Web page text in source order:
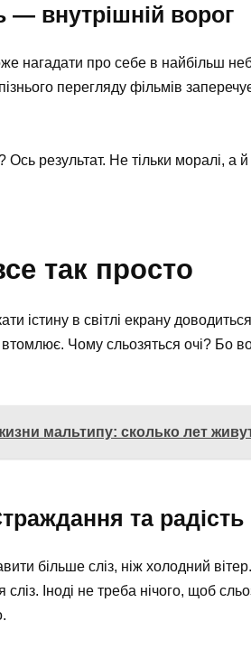
— внутрішній ворог
нагадати про себе в найбільш
перегляду фільмів
результат. Не тільки моралі, а
так просто
істину в світлі екрану
втомлює. Чому сльозяться очі? Бо
мальтипу: сколько лет
та радість
більше сліз, ніж холодний
Іноді не треба нічого, щоб